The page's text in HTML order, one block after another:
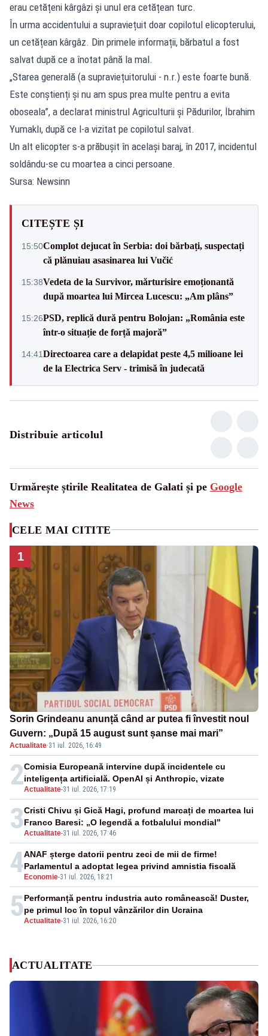
erau cetățeni kârgâzi și unul era cetățean turc.
În urma accidentului a supraviețuit doar copilotul elicopterului,
un cetățean kârgâz. Din primele informații, bărbatul a fost
salvat după ce a înotat până la mal.
„Starea generală (a supraviețuitorului - n.r.) este foarte bună.
Este conștienți și nu am spus prea multe pentru a evita
oboseala”, a declarat ministrul Agriculturii și Pădurilor, İbrahim
Yumaklı, după ce l-a vizitat pe copilotul salvat.
Un alt elicopter s-a prăbuşit în acelaşi baraj, în 2017, incidentul
soldându-se cu moartea a cinci persoane.
Sursa: Newsinn
CITEȘTE ȘI
15:50Complot dejucat în Serbia: doi bărbați, suspectați
că plănuiau asasinarea lui Vučić
15:38Vedeta de la Survivor, mărturisire emoționantă
după moartea lui Mircea Lucescu: „Am plâns”
15:26PSD, replică dură pentru Bolojan: „România este
într-o situație de forță majoră”
14:41Directoarea care a delapidat peste 4,5 milioane lei
de la Electrica Serv - trimisă în judecată
Distribuie articolul
Urmărește știrile Realitatea de Galati și pe Google
News
CELE MAI CITITE
1
Sorin Grindeanu anunță când ar putea fi învestit noul
Guvern: „După 15 august sunt șanse mai mari”
Actualitate·31 iul. 2026, 16:49
2Actualitate-31 iul. 2026, 17:19
Comisia Europeană intervine după incidentele cu
inteligența artificială. OpenAI și Anthropic, vizate
3Actualitate-31 iul. 2026, 17:46
Cristi Chivu și Gică Hagi, profund marcați de moartea lui
Franco Baresi: „O legendă a fotbalului mondial”
4 Economie-31 iul. 2026, 18:21
ANAF șterge datorii pentru zeci de mii de firme!
Parlamentul a adoptat legea privind amnistia fiscală
5Actualitate-31 iul. 2026, 16:20
Performanță pentru industria auto românească! Duster,
pe primul loc în topul vânzărilor din Ucraina
ACTUALITATE